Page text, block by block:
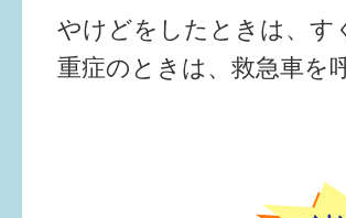
やけどをしたときは、す
重症のときは、救急車
もしものときの緊急連絡
届出・手当・助成